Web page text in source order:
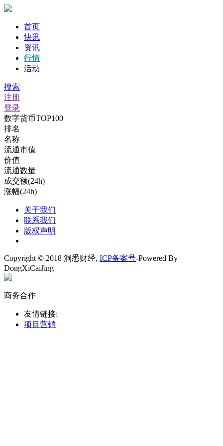
首页
快讯
资讯
行情
活动
搜索
注册
登录
数字货币TOP100
排名
名称
流通市值
价值
流通数量
成交额(24h)
涨幅(24h)
关于我们
联系我们
版权声明
Copyright © 2018 洞悉财经, ICP备案号-Powered By
DongXiCaiJing
商务合作
友情链接:
项目营销